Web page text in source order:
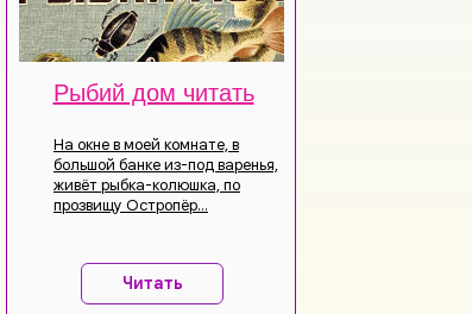
Рыбий дом читать
На окне в моей комнате, в
большой банке из-под варенья,
живёт рыбка-колюшка, по
прозвищу Остропёр...
Читать